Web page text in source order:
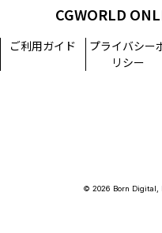
CGWORLD
ご利用ガイド
プライバシー
リシー
© 2026 Born Digital,